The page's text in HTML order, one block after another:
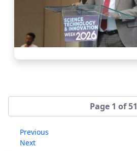
Page 1 of 51
Previous
Next